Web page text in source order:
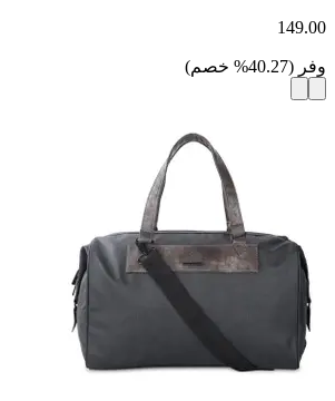
149.00
وفر (
40.27
% خصم)